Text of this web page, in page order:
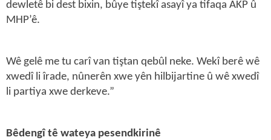
dewletê bi dest bixin, bûye tiştekî asayî ya tifaqa AKP û
MHP’ê.
Wê gelê me tu carî van tiştan qebûl neke. Wekî berê wê
xwedî li îrade, nûnerên xwe yên hilbijartine û wê xwedî
li partiya xwe derkeve.”
Bêdengî tê wateya pesendkirinê